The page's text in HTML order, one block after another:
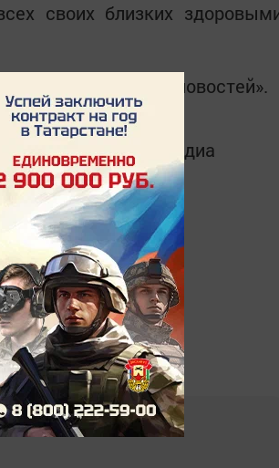
своих близких
«Менделеевских новостей».
канале Татмедиа
MАХ:
новости»